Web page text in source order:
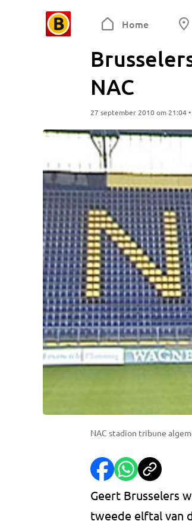
Home
NAC
27 september 2010 om 21:04
NAC stadion tribune
Geert Brusselers
tweede elftal van